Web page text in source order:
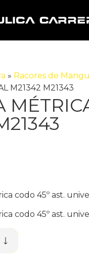
» Racores de
M21342 M21343
codo 45º ast.
codo 45º ast.